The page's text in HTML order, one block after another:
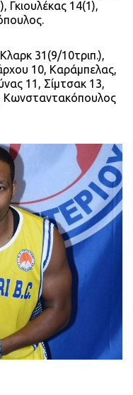
Γκιουλέκας 14(1),
Κλαρκ 31(9/10τριπ.),
10, Καράμπελας,
11, Σίμτσακ 13,
Κωνσταντακόπουλος